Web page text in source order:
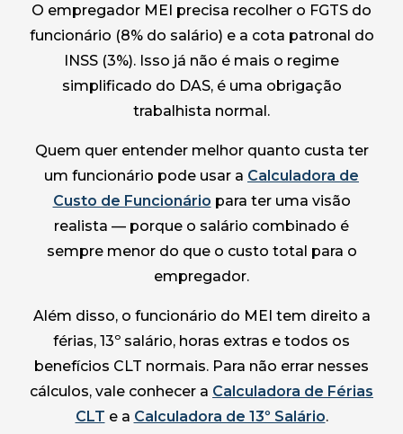
O empregador MEI precisa recolher o FGTS do
funcionário (8% do salário) e a cota patronal do
INSS (3%). Isso já não é mais o regime
simplificado do DAS, é uma obrigação
trabalhista normal.
Quem quer entender melhor quanto custa ter
um funcionário pode usar a Calculadora de
Custo de Funcionário para ter uma visão
realista — porque o salário combinado é
sempre menor do que o custo total para o
empregador.
Além disso, o funcionário do MEI tem direito a
férias, 13º salário, horas extras e todos os
benefícios CLT normais. Para não errar nesses
cálculos, vale conhecer a Calculadora de Férias
CLT e a Calculadora de 13º Salário.